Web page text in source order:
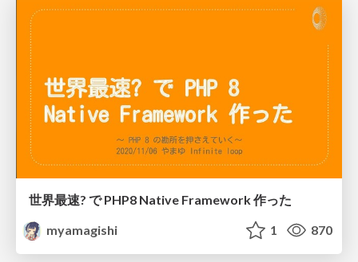
世界最速? で PHP8 Native Framework 作った
myamagishi
1 870